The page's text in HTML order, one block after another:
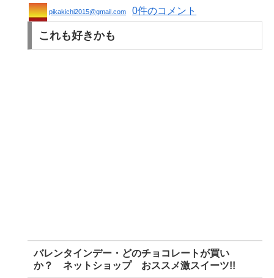
pikakichi2015@gmail.com 0件のコメント
これも好きかも
バレンタインデー・どのチョコレートが買い
か？ ネットショップ おススメ激スイーツ!!